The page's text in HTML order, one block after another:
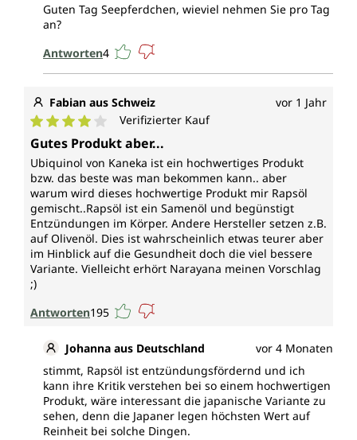
Guten Tag Seepferdchen, wieviel nehmen Sie pro Tag
an?
Antworten4
Fabian aus Schweiz vor 1 Jahr
Durchschnittliche Bewertung von 4 von 5 Sternen
Verifizierter Kauf
Gutes Produkt aber...
Ubiquinol von Kaneka ist ein hochwertiges Produkt
bzw. das beste was man bekommen kann.. aber
warum wird dieses hochwertige Produkt mir Rapsöl
gemischt..Rapsöl ist ein Samenöl und begünstigt
Entzündungen im Körper. Andere Hersteller setzen z.B.
auf Olivenöl. Dies ist wahrscheinlich etwas teurer aber
im Hinblick auf die Gesundheit doch die viel bessere
Variante. Vielleicht erhört Narayana meinen Vorschlag
;)
Antworten195
Johanna aus Deutschland
vor 4 Monaten
stimmt, Rapsöl ist entzündungsfördernd und ich
kann ihre Kritik verstehen bei so einem hochwertigen
Produkt, wäre interessant die japanische Variante zu
sehen, denn die Japaner legen höchsten Wert auf
Reinheit bei solche Dingen.